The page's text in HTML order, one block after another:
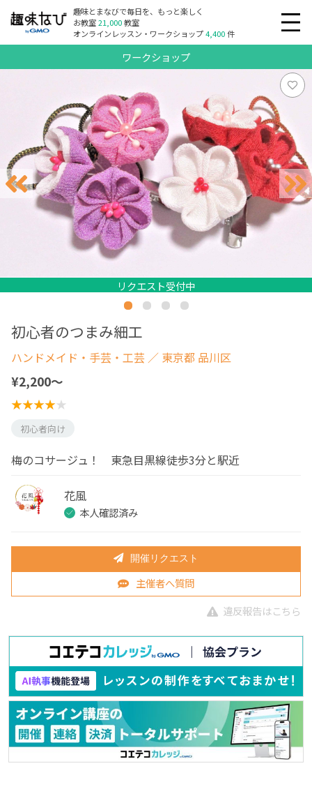
趣味とまなびで毎日を、もっと楽しく
お教室21,000教室
オンラインレッスン・ワークショップ4,400件
ワークショップ
リクエスト受付中
リクエスト受付中
リクエスト受付中
リクエスト受付中
リクエスト受付中
初心者のつまみ細工
ハンドメイド・手芸・工芸 ／ 東京都 品川区
¥2,200〜
初心者向け
梅のコサージュ！ 東急目黒線徒歩3分と駅近
花風
本人確認済み
開催リクエスト
主催者へ質問
違反報告はこちら